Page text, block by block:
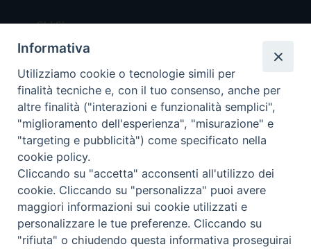
Chi Siamo
Redazione
Scrivici
Copyright © 2019 - Tutti i diritti riservati - Vita
Trentina Editrice
Privacy Policy
Torna
Informativa
Utilizziamo cookie o tecnologie simili per
finalità tecniche e, con il tuo consenso, anche per
altre finalità ("interazioni e funzionalità semplici",
"miglioramento dell'esperienza", "misurazione" e
"targeting e pubblicità") come specificato nella
cookie policy.
Cliccando su "accetta" acconsenti all'utilizzo dei
cookie. Cliccando su "personalizza" puoi avere
maggiori informazioni sui cookie utilizzati e
personalizzare le tue preferenze. Cliccando su
"rifiuta" o chiudendo questa informativa proseguirai